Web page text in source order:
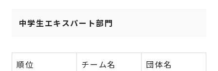
中学生エキスパート部門
順位 チーム名
団体名